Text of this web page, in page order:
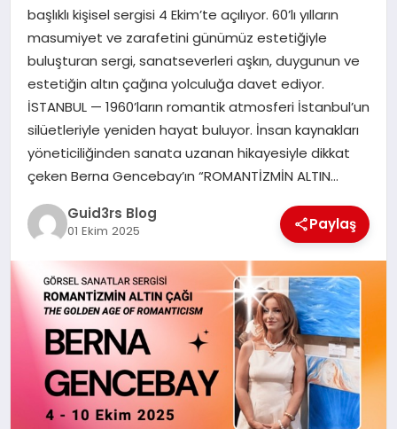
MAGAZIN
EĞITIM
başlıklı kişisel sergisi 4 Ekim’te açılıyor. 60’lı yılların
masumiyet ve zarafetini günümüz estetiğiyle
buluşturan sergi, sanatseverleri aşkın, duygunun ve
estetiğin altın çağına yolculuğa davet ediyor.
İSTANBUL — 1960’ların romantik atmosferi İstanbul’un
silüetleriyle yeniden hayat buluyor. İnsan kaynakları
yöneticiliğinden sanata uzanan hikayesiyle dikkat
çeken Berna Gencebay’ın “ROMANTİZMİN ALTIN…
Guid3rs Blog
01 Ekim 2025 Paylaş